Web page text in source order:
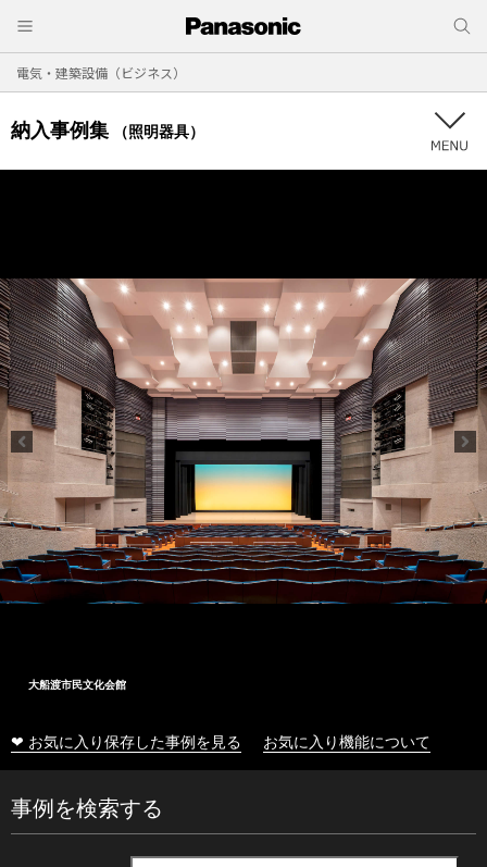
電気・建築設備（ビジネス）
納入事例集 （照明器具）
大船渡市民文化会館
❤ お気に入り保存した事例を見る お気に入り機能について
事例を検索する